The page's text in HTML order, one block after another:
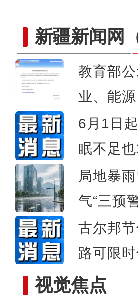
新疆新闻网
教育部
业、能
6月1日
眠不足也
局地暴
气“三预
古尔邦
路可限
视觉焦点
万余台现
从沙地到冠军！新疆